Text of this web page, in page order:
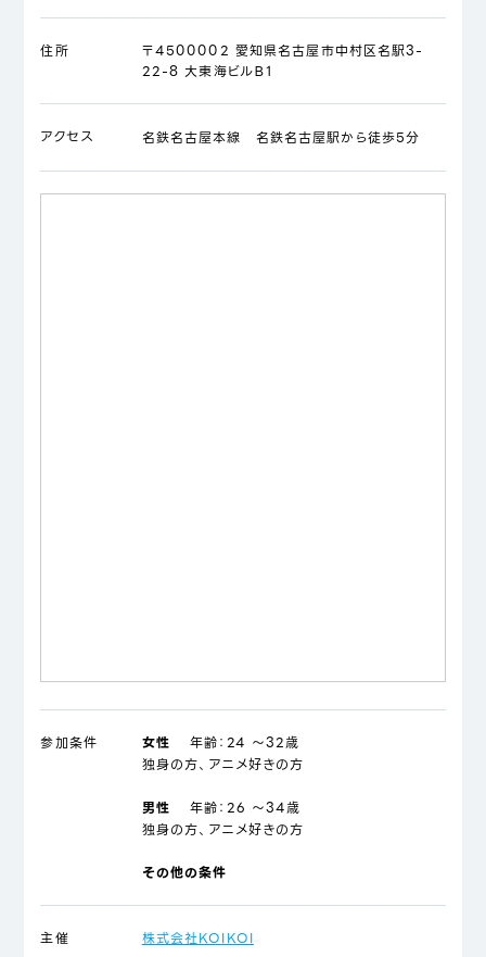
住所
〒4500002 愛知県名古屋市中村区名駅3-
22-8 大東海ビルＢ1
アクセス 名鉄名古屋本線 名鉄名古屋駅から徒歩5分
参加条件 女性 年齢： 24 ～32歳
独身の方、アニメ好きの方
男性 年齢： 26 ～34歳
独身の方、アニメ好きの方
その他の条件
主催 株式会社KOIKOI